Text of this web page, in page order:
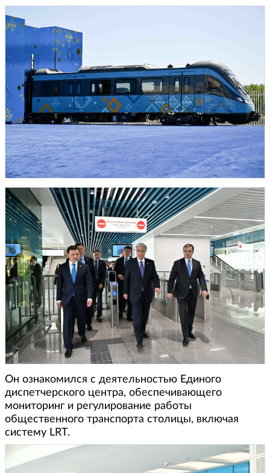
Он ознакомился с деятельностью Единого
диспетчерского центра, обеспечивающего
мониторинг и регулирование работы
общественного транспорта столицы, включая
систему LRT.